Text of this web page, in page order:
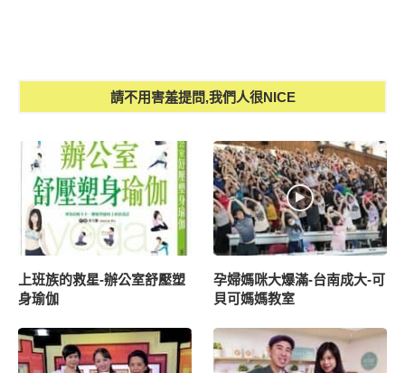
請不用害羞提問,我們人很NICE
上班族的救星-辦公室舒壓塑
身瑜伽
孕婦媽咪大爆滿-台南成大-可
貝可媽媽教室